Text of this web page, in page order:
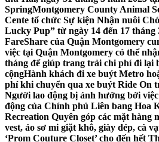
SpringMontgomery County Animal
Cente tổ chức Sự kiện Nhận nuôi
Lucky Pup” từ ngày 14 đến 17 tháng
FareShare của Quận Montgomery
việc tại Quận Montgomery có thể
tháng để giúp trang trải chi phí đi lại
cộngHành khách đi xe buýt Metro
phí khi chuyển qua xe buýt Ride On
Người lao động bị ảnh hưởng bởi
động của Chính phủ Liên bang Hoa
Recreation Quyên góp các mặt hàng
vest, áo sơ mi giặt khô, giày dép, cà
‘Prom Couture Closet’ cho đến hết